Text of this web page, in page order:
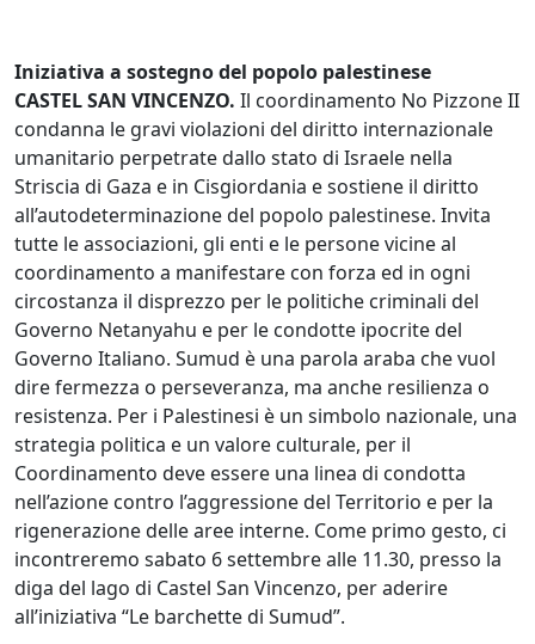
Iniziativa a sostegno del popolo palestinese
CASTEL SAN VINCENZO. Il coordinamento No Pizzone II
condanna le gravi violazioni del diritto internazionale
umanitario perpetrate dallo stato di Israele nella
Striscia di Gaza e in Cisgiordania e sostiene il diritto
all’autodeterminazione del popolo palestinese. Invita
tutte le associazioni, gli enti e le persone vicine al
coordinamento a manifestare con forza ed in ogni
circostanza il disprezzo per le politiche criminali del
Governo Netanyahu e per le condotte ipocrite del
Governo Italiano. Sumud è una parola araba che vuol
dire fermezza o perseveranza, ma anche resilienza o
resistenza. Per i Palestinesi è un simbolo nazionale, una
strategia politica e un valore culturale, per il
Coordinamento deve essere una linea di condotta
nell’azione contro l’aggressione del Territorio e per la
rigenerazione delle aree interne. Come primo gesto, ci
incontreremo sabato 6 settembre alle 11.30, presso la
diga del lago di Castel San Vincenzo, per aderire
all’iniziativa “Le barchette di Sumud”.